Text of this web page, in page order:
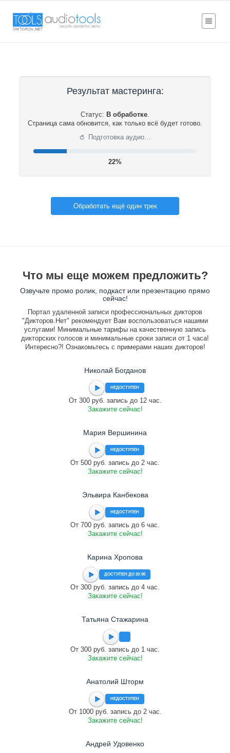
Результат мастеринга:
Статус: В обработке.
Страница сама обновится, как только всё будет готово.
⟳ Подготовка аудио…
22%
Обработать ещё один трек
Что мы еще можем предложить?
Озвучьте промо ролик, подкаст или презентацию прямо
сейчас!
Портал удаленной записи профессиональных дикторов
"Дикторов.Нет" рекомендует Вам воспользоваться нашими
услугами! Минимальные тарифы на качественную запись
дикторских голосов и минимальные сроки записи от 1 часа!
Интересно?! Ознакомьтесь с примерами наших дикторов!
Николай Богданов
НЕДОСТУПЕН
От 300 руб. запись до 12 час.
Закажите сейчас!
Мария Вершинина
НЕДОСТУПЕН
От 500 руб. запись до 2 час.
Закажите сейчас!
Эльвира Канбекова
НЕДОСТУПЕН
От 700 руб. запись до 6 час.
Закажите сейчас!
Карина Хропова
ДОСТУПЕН ДО 20:00
От 300 руб. запись до 4 час.
Закажите сейчас!
Татьяна Стажарина
От 300 руб. запись до 1 час.
Закажите сейчас!
Анатолий Шторм
НЕДОСТУПЕН
От 1000 руб. запись до 2 час.
Закажите сейчас!
Андрей Удовенко